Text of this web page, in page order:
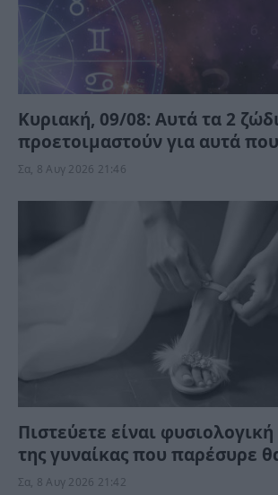
Κυριακή, 09/08: Αυτά τα 2
προετοιμαστούν για αυτά που
– Ποιοι κερδίζουν;
Σα, 8 Αυγ 2026 21:46
Πιστεύετε είναι
της γυναίκας που παρέσυρε
34χρονη νύφη; «Θέλω τον
Σα, 8 Αυγ 2026 21:42